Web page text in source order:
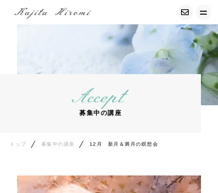
経調気功について
募集中の講座
プロフィール
Accept
募集中の講座
トップ 募集中の講座 12月 新月＆満月の瞑想会